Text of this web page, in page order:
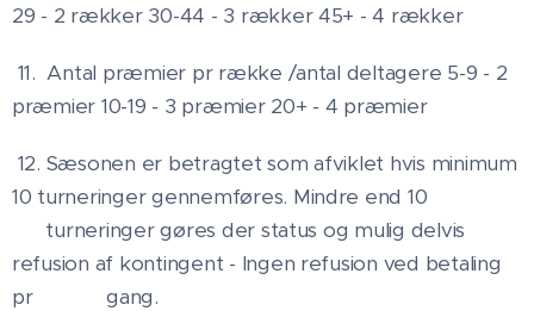
29 - 2 rækker 30-44 - 3 rækker 45+ - 4 rækker
11. Antal præmier pr række /antal deltagere 5-9 - 2
præmier 10-19 - 3 præmier 20+ - 4 præmier
12. Sæsonen er betragtet som afviklet hvis minimum
10 turneringer gennemføres. Mindre end 10
turneringer gøres der status og mulig delvis
refusion af kontingent - Ingen refusion ved betaling
pr gang.